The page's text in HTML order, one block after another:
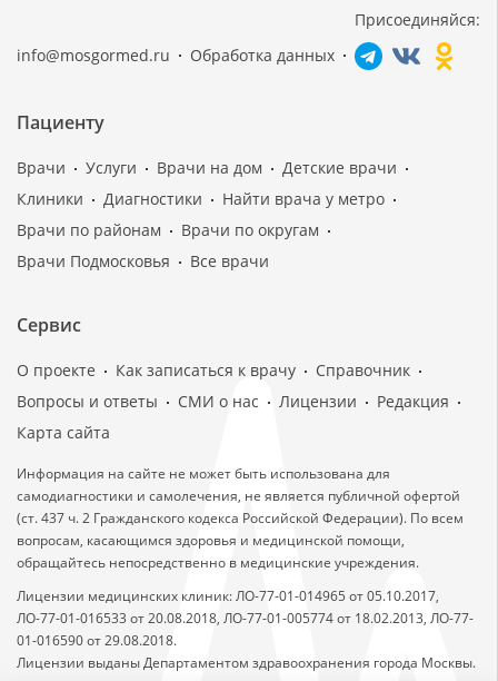
info@mosgormed.ru Обработка данных
Присоединяйся:
Пациенту
Врачи Услуги Врачи на дом
Детские врачи
Клиники
Диагностики
Найти врача у метро
Врачи по районам
Врачи по округам
Врачи Подмосковья
Все врачи
Сервис
О проекте Как записаться к врачу
Справочник
Вопросы и ответы
СМИ о нас Лицензии
Редакция
Карта сайта
Информация на сайте не может быть использована для
самодиагностики и самолечения, не является публичной офертой
(ст. 437 ч. 2 Гражданского кодекса Российской Федерации). По всем
вопросам, касающимся здоровья и медицинской помощи,
обращайтесь непосредственно в медицинские учреждения.
Лицензии медицинских клиник: ЛО-77-01-014965 от 05.10.2017,
ЛО-77-01-016533 от 20.08.2018, ЛО-77-01-005774 от 18.02.2013, ЛО-77-
01-016590 от 29.08.2018.
Лицензии выданы Департаментом здравоохранения города Москвы.